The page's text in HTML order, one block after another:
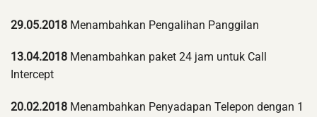
29.05.2018 Menambahkan Pengalihan Panggilan
13.04.2018 Menambahkan paket 24 jam untuk Call
Intercept
20.02.2018 Menambahkan Penyadapan Telepon dengan 1